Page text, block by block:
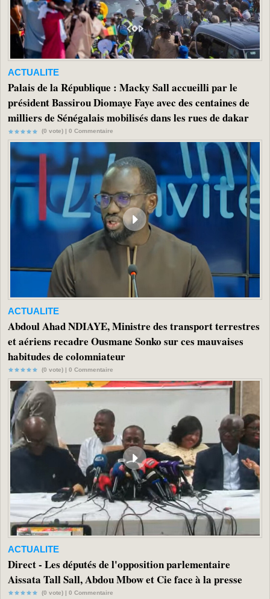
ACTUALITE
Palais de la République : Macky Sall accueilli par le
président Bassirou Diomaye Faye avec des centaines de
milliers de Sénégalais mobilisés dans les rues de dakar
(0 vote) | 0 Commentaire
ACTUALITE
Abdoul Ahad NDIAYE, Ministre des transport terrestres
et aériens recadre Ousmane Sonko sur ces mauvaises
habitudes de colomniateur
(0 vote) | 0 Commentaire
ACTUALITE
Direct - Les députés de l'opposition parlementaire
Aissata Tall Sall, Abdou Mbow et Cie face à la presse
(0 vote) | 0 Commentaire